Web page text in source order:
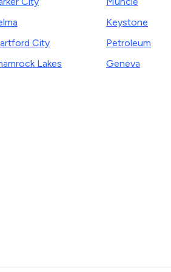
City
Lakes
Keystone
Petroleum
Geneva